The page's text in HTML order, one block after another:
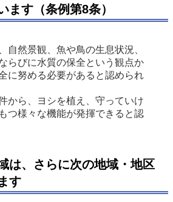
ます（条例第8条）
自然景観、魚や鳥の生息状況、
らびに水質の保全という観点か
に努める必要があると認められ
から、ヨシを植え、守っていけ
つ様々な機能が発揮できると認
は、さらに次の地域・地区
す